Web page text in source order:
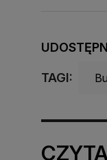
TAGI: